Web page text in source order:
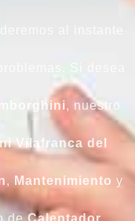
, nuestro
Vilafranca del
, Mantenimiento y
deCalentador